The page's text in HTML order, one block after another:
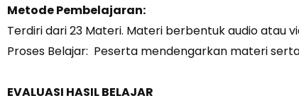
Metode Pembelajaran:
Terdiri dari 23 Materi. Materi berbentuk audio atau
Proses Belajar: Peserta mendengarkan materi
EVALUASI HASIL BELAJAR